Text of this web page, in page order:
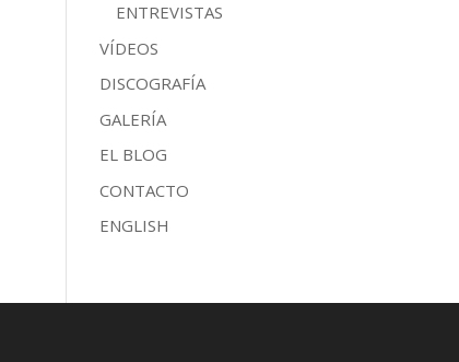
ENTREVISTAS
VÍDEOS
DISCOGRAFÍA
GALERÍA
EL BLOG
CONTACTO
ENGLISH